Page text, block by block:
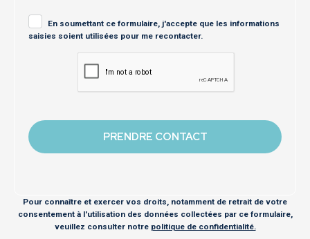
En soumettant ce formulaire, j'accepte que les informations
saisies soient utilisées pour me recontacter.
Pour connaître et exercer vos droits, notamment de retrait de votre
consentement à l'utilisation des données collectées par ce formulaire,
veuillez consulter notre politique de confidentialité.